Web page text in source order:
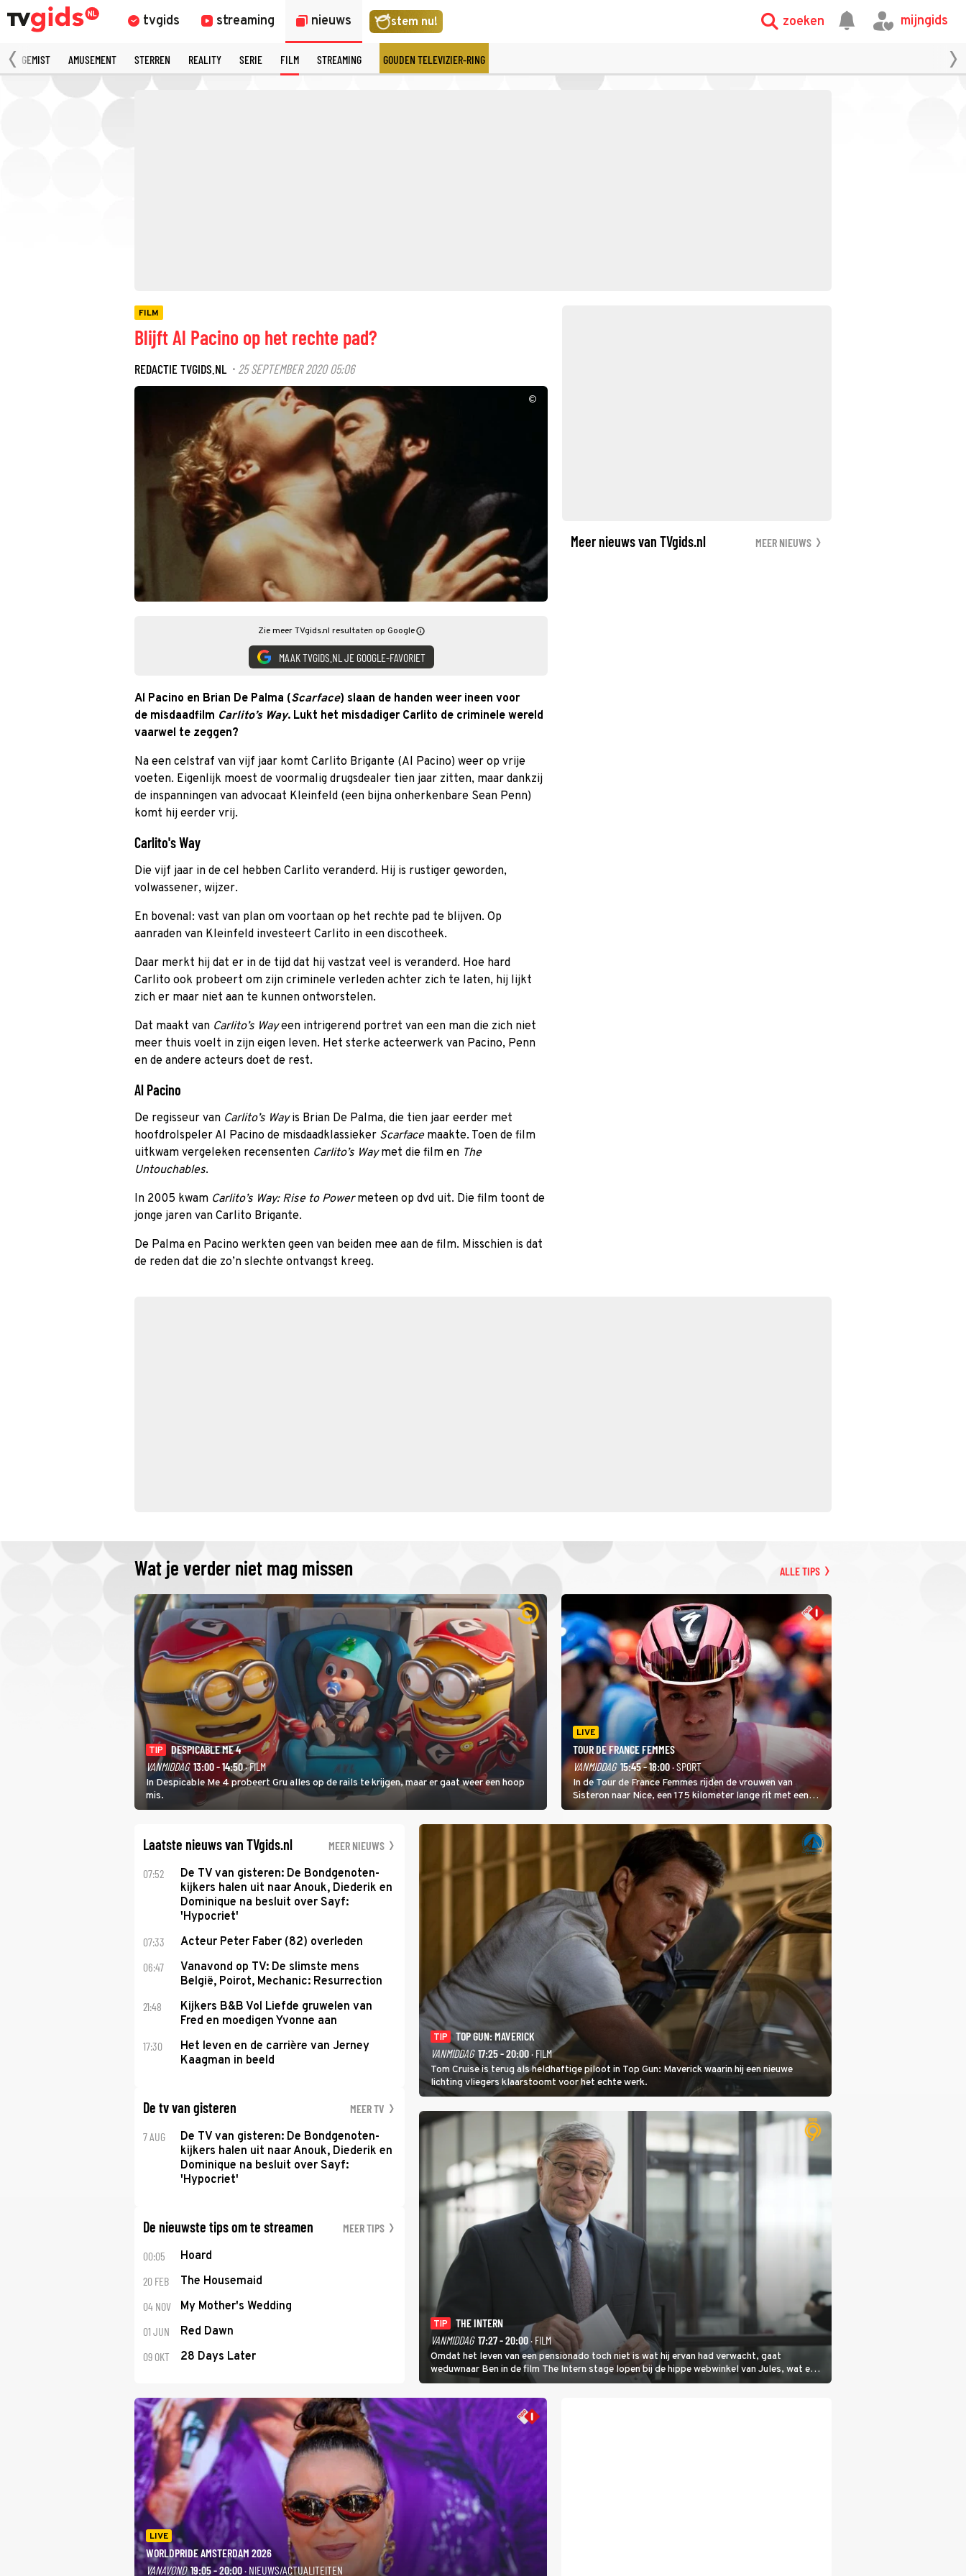
tvgids streaming nieuws stem nu! zoeken mijngids
GEMIST AMUSEMENT STERREN REALITY SERIE FILM STREAMING GOUDEN TELEVIZIER-RING
FILM
Blijft Al Pacino op het rechte pad?
REDACTIE TVGIDS.NL· 25 SEPTEMBER 2020 05:06
©
Zie meer TVgids.nl resultaten op Google
MAAK TVGIDS.NL JE GOOGLE-FAVORIET
Al Pacino en Brian De Palma (Scarface) slaan de handen weer ineen voor
de misdaadfilm Carlito’s Way. Lukt het misdadiger Carlito de criminele wereld
vaarwel te zeggen?
Na een celstraf van vijf jaar komt Carlito Brigante (Al Pacino) weer op vrije
voeten. Eigenlijk moest de voormalig drugsdealer tien jaar zitten, maar dankzij
de inspanningen van advocaat Kleinfeld (een bijna onherkenbare Sean Penn)
komt hij eerder vrij.
Carlito's Way
Die vijf jaar in de cel hebben Carlito veranderd. Hij is rustiger geworden,
volwassener, wijzer.
En bovenal: vast van plan om voortaan op het rechte pad te blijven. Op
aanraden van Kleinfeld investeert Carlito in een discotheek.
Daar merkt hij dat er in de tijd dat hij vastzat veel is veranderd. Hoe hard
Carlito ook probeert om zijn criminele verleden achter zich te laten, hij lijkt
zich er maar niet aan te kunnen ontworstelen.
Dat maakt van Carlito’s Wayeen intrigerend portret van een man die zich niet
meer thuis voelt in zijn eigen leven. Het sterke acteerwerk van Pacino, Penn
en de andere acteurs doet de rest.
Al Pacino
De regisseur van Carlito’s Wayis Brian De Palma, die tien jaar eerder met
hoofdrolspeler Al Pacino de misdaadklassieker Scarfacemaakte. Toen de film
uitkwam vergeleken recensenten Carlito’s Waymet die film en The
Untouchables.
In 2005 kwam Carlito’s Way: Rise to Powermeteen op dvd uit. Die film toont de
jonge jaren van Carlito Brigante.
De Palma en Pacino werkten geen van beiden mee aan de film. Misschien is dat
de reden dat die zo’n slechte ontvangst kreeg.
Meer nieuws van TVgids.nl MEER NIEUWS
Wat je verder niet mag missen ALLE TIPS
TIP
DESPICABLE ME 4
VANMIDDAG 13:00 - 14:50· FILM
In Despicable Me 4 probeert Gru alles op de rails te krijgen, maar er gaat weer een hoop
mis.
LIVE
TOUR DE FRANCE FEMMES
VANMIDDAG 15:45 - 18:00· SPORT
In de Tour de France Femmes rijden de vrouwen van
Sisteron naar Nice, een 175 kilometer lange rit met een
geleidelijke klim in het midden. Dat is mogelijk niet de
zwaarste hindernis, dat is de temperatuur. Het kan in Nice
namelijk bloedheet worden.
Laatste nieuws van TVgids.nl MEER NIEUWS
07:52
De TV van gisteren: De Bondgenoten-
kijkers halen uit naar Anouk, Diederik en
Dominique na besluit over Sayf:
'Hypocriet'
07:33 Acteur Peter Faber (82) overleden
06:47
Vanavond op TV: De slimste mens
België, Poirot, Mechanic: Resurrection
21:48
Kijkers B&B Vol Liefde gruwelen van
Fred en moedigen Yvonne aan
17:30
Het leven en de carrière van Jerney
Kaagman in beeld
De tv van gisteren MEER TV
7 AUG
De TV van gisteren: De Bondgenoten-
kijkers halen uit naar Anouk, Diederik en
Dominique na besluit over Sayf:
'Hypocriet'
De nieuwste tips om te streamen MEER TIPS
00:05 Hoard
20 FEB The Housemaid
04 NOV My Mother's Wedding
01 JUN Red Dawn
09 OKT 28 Days Later
TIP
TOP GUN: MAVERICK
VANMIDDAG 17:25 - 20:00· FILM
Tom Cruise is terug als heldhaftige piloot in Top Gun: Maverick waarin hij een nieuwe
lichting vliegers klaarstoomt voor het echte werk.
TIP
THE INTERN
VANMIDDAG 17:27 - 20:00· FILM
Omdat het leven van een pensionado toch niet is wat hij ervan had verwacht, gaat
weduwnaar Ben in de film The Intern stage lopen bij de hippe webwinkel van Jules, wat een
gouden zet blijkt te zijn.
LIVE
WORLDPRIDE AMSTERDAM 2026
VANAVOND 19:05 - 20:00· NIEUWS/ACTUALITEITEN